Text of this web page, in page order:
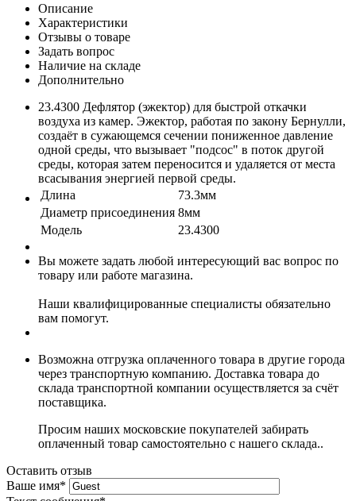
Описание
Характеристики
Отзывы о товаре
Задать вопрос
Наличие на складе
Дополнительно
23.4300 Дефлятор (эжектор) для быстрой откачки
воздуха из камер. Эжектор, работая по закону Бернулли,
создаёт в сужающемся сечении пониженное давление
одной среды, что вызывает "подсос" в поток другой
среды, которая затем переносится и удаляется от места
всасывания энергией первой среды.
Длина
73.3мм
Диаметр присоединения 8мм
Модель
23.4300
Вы можете задать любой интересующий вас вопрос по
товару или работе магазина.
Наши квалифицированные специалисты обязательно
вам помогут.
Возможна отгрузка оплаченного товара в другие города
через транспортную компанию. Доставка товара до
склада транспортной компании осуществляется за счёт
поставщика.
Просим наших московские покупателей забирать
оплаченный товар самостоятельно с нашего склада..
Оставить отзыв
Ваше имя*